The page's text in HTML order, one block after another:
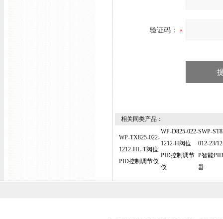
验证码：
相关同类产品：
WP-TX825-022-
1212-HL-T阀位
PID控制调节仪
WP-D825-022-
1212-H阀位
PID控制调节
仪
SWP-
012-23/
P智能
器